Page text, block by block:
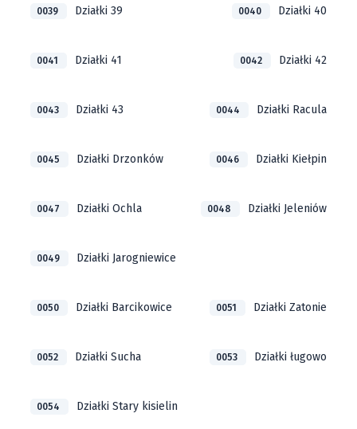
0039 Działki 39 0040 Działki 40
0041 Działki 41 0042 Działki 42
0043 Działki 43 0044 Działki Racula
0045 Działki Drzonków 0046 Działki Kiełpin
0047 Działki Ochla 0048 Działki Jeleniów
0049 Działki Jarogniewice
0050 Działki Barcikowice 0051 Działki Zatonie
0052 Działki Sucha 0053 Działki ługowo
0054 Działki Stary kisielin